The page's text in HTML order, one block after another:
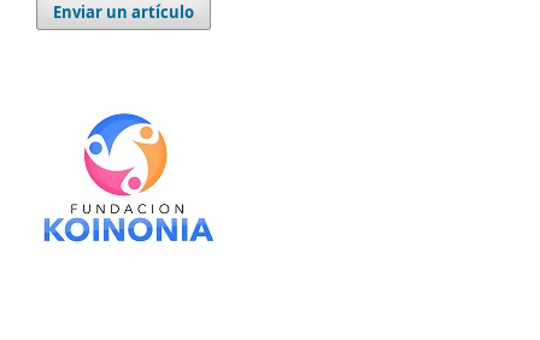
Enviar un artículo